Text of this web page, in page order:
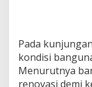
Pada
kondisi
Menurutnya
renovasi demi